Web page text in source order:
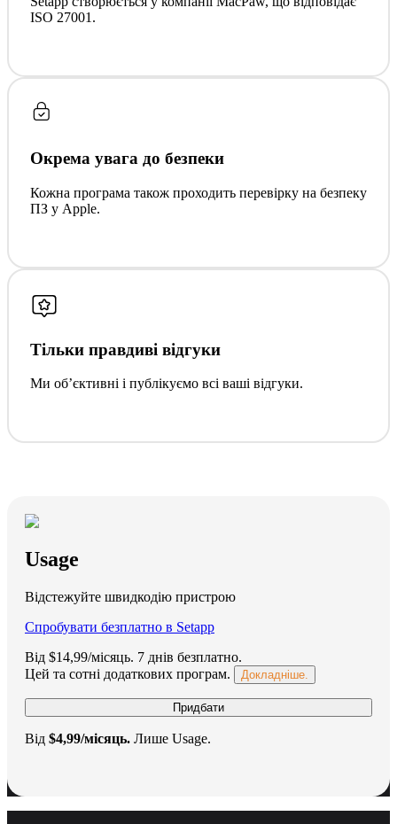
ISO 27001.
Окрема увага до безпеки
Кожна програма також проходить перевірку на безпеку
ПЗ у Apple.
Тільки правдиві відгуки
Ми обʼєктивні і публікуємо всі ваші відгуки.
Usage
Відстежуйте швидкодію пристрою
Спробувати безплатно в Setapp
Від $14,99/місяць. 7 днів безплатно.
Цей та сотні додаткових програм.
Докладніше.
Придбати
Від $4,99/місяць. Лише Usage.